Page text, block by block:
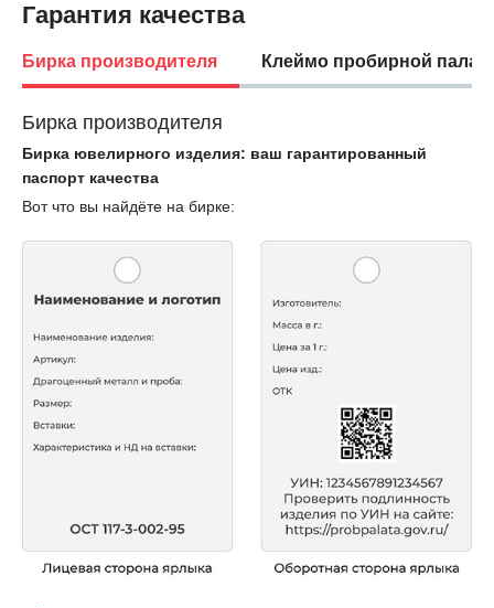
Гарантия качества
Бирка производителя Клеймо пробирной
Бирка производителя
Бирка ювелирного изделия: ваш гарантированный
паспорт качества
Вот что вы найдёте на бирке: